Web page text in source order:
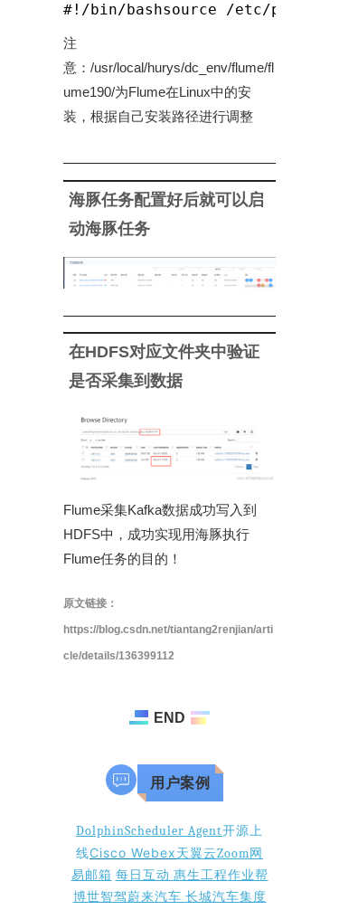
#!/bin/bashsource /etc/
注
意：/usr/local/hurys/dc_env/flume/fl
ume190/为Flume在Linux中的安
装，根据自己安装路径进行调整
海豚任务配置好后就可以启
动海豚任务
在HDFS对应文件夹中验证
是否采集到数据
Flume采集Kafka数据成功写入到
HDFS中，成功实现用海豚执行
Flume任务的目的！
原文链接：
https://blog.csdn.net/tiantang2renjian/arti
cle/details/136399112
END
用户案例
DolphinScheduler Agent开源上
线Cisco Webex天翼云Zoom网
易邮箱 每日互动 惠生工程作业帮
博世智驾蔚来汽车 长城汽车集度